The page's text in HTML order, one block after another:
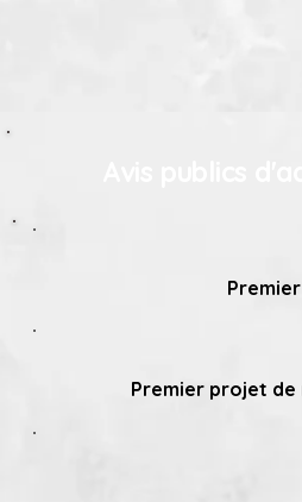
Avis publics
Premier projet